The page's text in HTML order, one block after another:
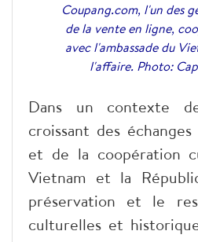
Coupang.com, l'un des
de la vente en ligne,
avec l'ambassade du
l'affaire. Photo:
Dans un contexte
croissant des
et de la coopération
Vietnam et la
préservation et le
culturelles et